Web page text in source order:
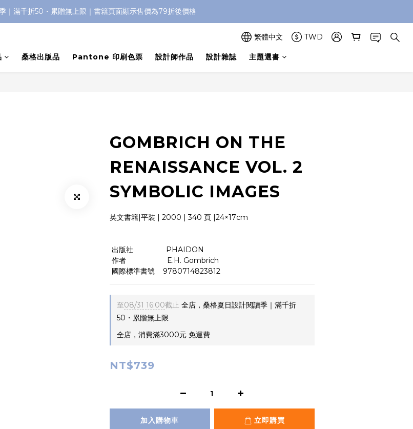
｜滿千折50・累贈無上限｜書籍頁面顯示售價為79折後價格
繁體中文 TWD
桑格出版品 Pantone 印刷色票 設計師作品 設計雜誌 主題選書
GOMBRICH ON THE
RENAISSANCE VOL. 2
SYMBOLIC IMAGES
英文書籍|平裝 | 2000 | 340 頁 |24×17cm
出版社                PHAIDON
作者                    E.H. Gombrich
國際標準書號    9780714823812
至08/31 16:00截止 全店，桑格夏日設計閱讀季｜滿千折
50・累贈無上限
全店，消費滿3000元 免運費
NT$739
加入購物車 立即購買